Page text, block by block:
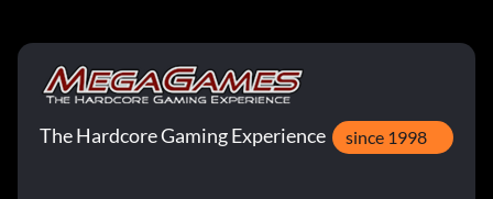
The Hardcore Gaming Experience since 1998